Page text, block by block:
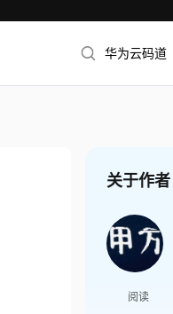
华为云码道
关于作者
阅读